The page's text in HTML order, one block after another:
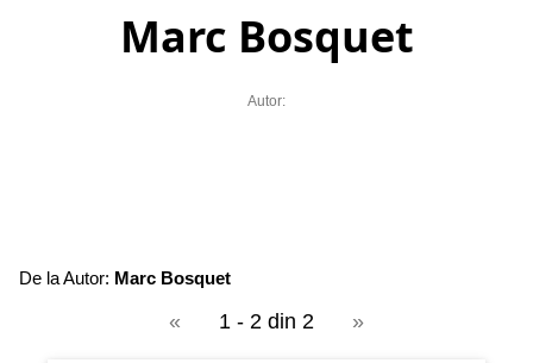
Marc Bosquet
Autor:
De la Autor: Marc Bosquet
« 1 - 2 din 2 »